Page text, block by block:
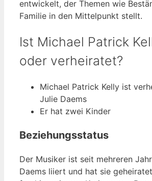
entwickelt, der Themen wie
Familie in den Mittelpunkt stellt.
Ist Michael Patrick
oder verheiratet?
Michael Patrick Kelly ist
Julie Daems
Er hat zwei Kinder
Beziehungsstatus
Der Musiker ist seit mehreren
Daems liiert und hat sie